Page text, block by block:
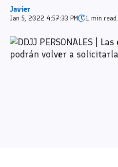
Javier
Jan 5, 2022 4:57:33 PM 1 min read.